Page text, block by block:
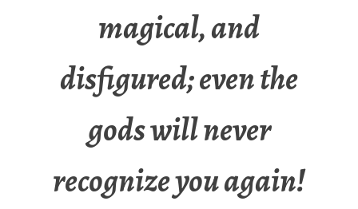
magical, and
disfigured; even the
gods will never
recognize you again!